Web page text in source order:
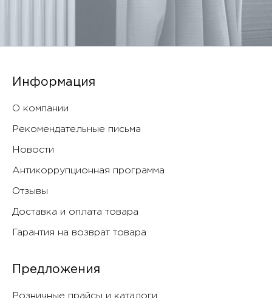
Информация
О компании
Рекомендательные письма
Новости
Антикоррупционная программа
Отзывы
Доставка и оплата товара
Гарантия на возврат товара
Предложения
Розничные прайсы и каталоги